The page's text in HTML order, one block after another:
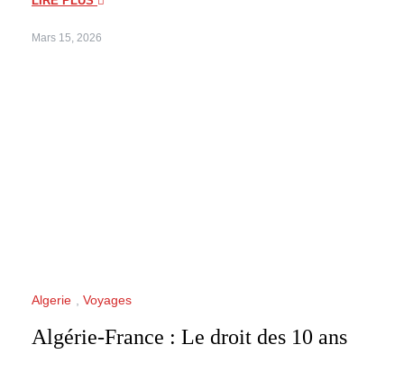
Mars 15, 2026
Algerie , Voyages
Algérie-France : Le droit des 10 ans